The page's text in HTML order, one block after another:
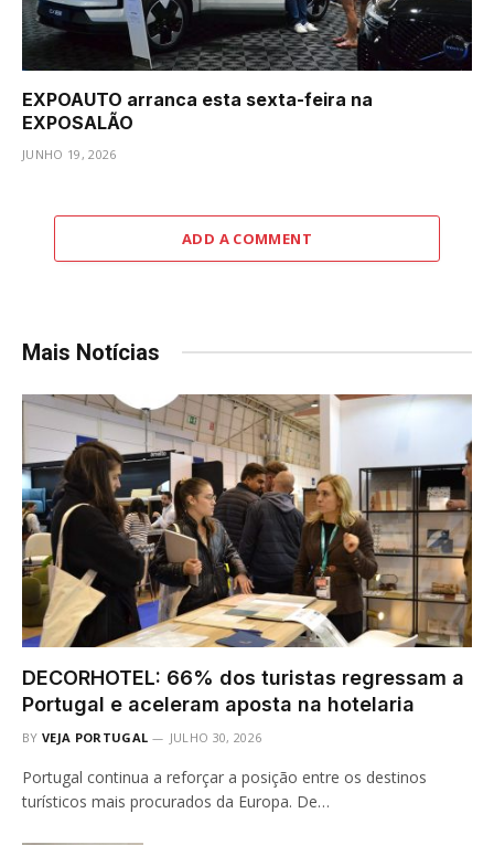
EXPOAUTO arranca esta sexta-feira na
EXPOSALÃO
JUNHO 19, 2026
ADD A COMMENT
Mais Notícias
DECORHOTEL: 66% dos turistas regressam a
Portugal e aceleram aposta na hotelaria
BY VEJA PORTUGAL JULHO 30, 2026
Portugal continua a reforçar a posição entre os destinos
turísticos mais procurados da Europa. De…